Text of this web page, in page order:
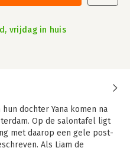
vrijdag in huis
dochter Yana komen na
Op de salontafel ligt
met daarop een gele post-
Als Liam de